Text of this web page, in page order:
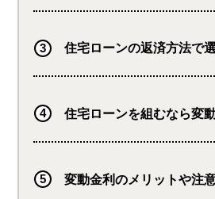
住宅ローンの返済方法で
住宅ローンを組むなら変
変動金利のメリットや注